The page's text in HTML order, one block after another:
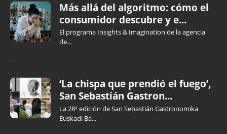
Más allá del algoritmo: cómo el
consumidor descubre y e...
El programa Insights & Imagination de la agencia
de...
‘La chispa que prendió el fuego’,
San Sebastián Gastron...
La 28ª edición de San Sebastián Gastronomika
Euskadi Ba...